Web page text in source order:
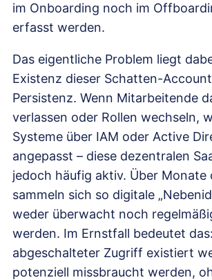
im Onboarding noch im
erfasst werden.
Das eigentliche Problem liegt
Existenz dieser Schatten-
Persistenz. Wenn Mitarbeitende
verlassen oder Rollen wechseln,
Systeme über IAM oder Active
angepasst – diese dezentralen
jedoch häufig aktiv. Über Monate
sammeln sich so digitale
weder überwacht noch
werden. Im Ernstfall bedeutet
abgeschalteter Zugriff existiert
potenziell missbraucht werden,